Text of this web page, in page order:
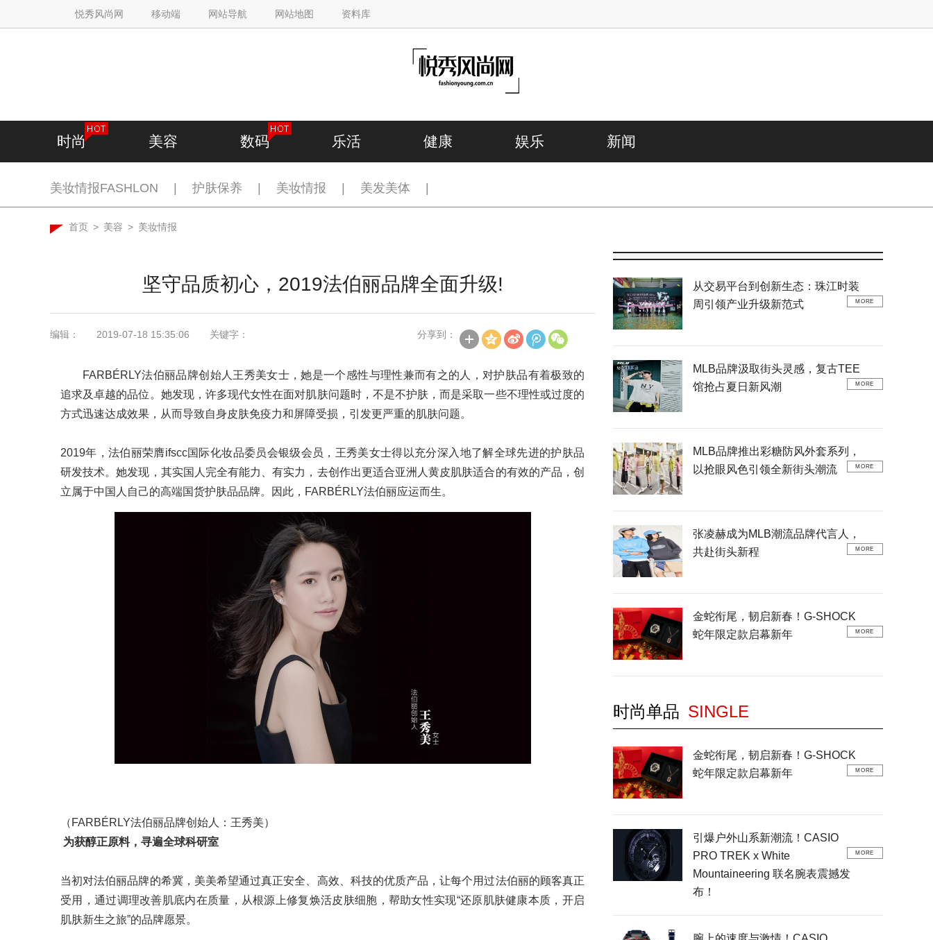
悦秀风尚网 移动端 网站导航 网站地图 资料库
时尚 美容 数码 乐活 健康 娱乐 新闻
美妆情报FASHLON 护肤保养 美妆情报 美发美体
首页 > 美容 > 美妆情报
坚守品质初心，2019法伯丽品牌全面升级!
编辑： 2019-07-18 15:35:06 关键字： 分享到：
FARBÉRLY法伯丽品牌创始人王秀美女士，她是一个感性与理性兼而有之的人，对护肤品有着极致的
追求及卓越的品位。她发现，许多现代女性在面对肌肤问题时，不是不护肤，而是采取一些不理性或过度的
方式迅速达成效果，从而导致自身皮肤免疫力和屏障受损，引发更严重的肌肤问题。
2019年，法伯丽荣膺ifscc国际化妆品委员会银级会员，王秀美女士得以充分深入地了解全球先进的护肤品
研发技术。她发现，其实国人完全有能力、有实力，去创作出更适合亚洲人黄皮肌肤适合的有效的产品，创
立属于中国人自己的高端国货护肤品品牌。因此，FARBÉRLY法伯丽应运而生。
（FARBÉRLY法伯丽品牌创始人：王秀美）
为获醇正原料，寻遍全球科研室
当初对法伯丽品牌的希冀，美美希望通过真正安全、高效、科技的优质产品，让每个用过法伯丽的顾客真正
受用，通过调理改善肌底内在质量，从根源上修复焕活皮肤细胞，帮助女性实现“还原肌肤健康本质，开启
肌肤新生之旅”的品牌愿景。
从交易平台到创新生态：珠江时装
周引领产业升级新范式
MORE
MLB品牌汲取街头灵感，复古TEE
馆抢占夏日新风潮
MORE
MLB品牌推出彩糖防风外套系列，
以抢眼风色引领全新街头潮流
MORE
张凌赫成为MLB潮流品牌代言人，
共赴街头新程
MORE
金蛇衔尾，韧启新春！G-SHOCK
蛇年限定款启幕新年
MORE
时尚单品 SINGLE
金蛇衔尾，韧启新春！G-SHOCK
蛇年限定款启幕新年
MORE
引爆户外山系新潮流！CASIO
PRO TREK x White
Mountaineering 联名腕表震撼发
布！
MORE